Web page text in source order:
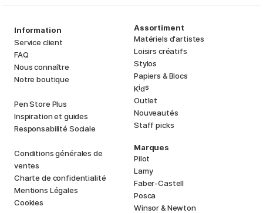
Information
Service client
FAQ
Nous connaître
Notre boutique
Pen Store Plus
Inspiration et guides
Responsabilité Sociale
Conditions générales de
ventes
Charte de confidentialité
Mentions Légales
Cookies
Assortiment
Matériels d'artistes
Loisirs créatifs
Stylos
Papiers & Blocs
Kids
Outlet
Nouveautés
Staff picks
Marques
Pilot
Lamy
Faber-Castell
Posca
Winsor & Newton